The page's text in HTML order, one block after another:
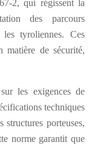
2, qui régissent la
des parcours
tyroliennes. Ces
matière de sécurité,
les exigences de
techniques
porteuses,
norme garantit que